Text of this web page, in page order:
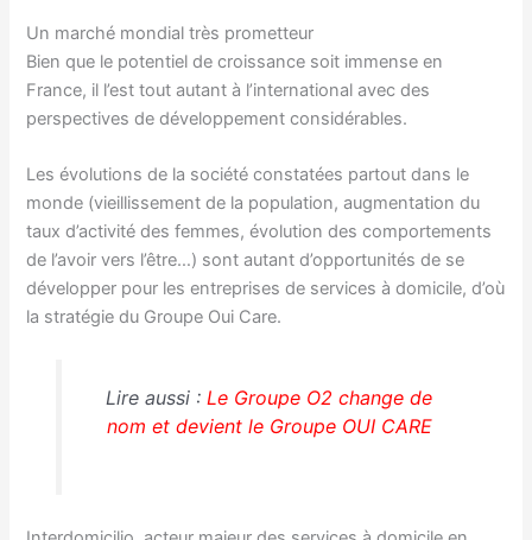
Un marché mondial très prometteur
Bien que le potentiel de croissance soit immense en
France, il l’est tout autant à l’international avec des
perspectives de développement considérables.
Les évolutions de la société constatées partout dans le
monde (vieillissement de la population, augmentation du
taux d’activité des femmes, évolution des comportements
de l’avoir vers l’être…) sont autant d’opportunités de se
développer pour les entreprises de services à domicile, d’où
la stratégie du Groupe Oui Care.
Lire aussi : Le Groupe O2 change de
nom et devient le Groupe OUI CARE